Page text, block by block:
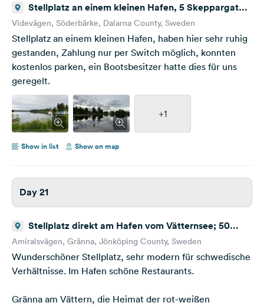
Stellplatz an einem kleinen Hafen, 5 Skeppargatan
777 60 Sweden
Videvägen, Söderbärke, Dalarna County, Sweden
Stellplatz an einem kleinen Hafen, haben hier sehr ruhig
gestanden, Zahlung nur per Switch möglich, konnten
kostenlos parken, ein Bootsbesitzer hatte dies für uns
geregelt.
+1
Show in list Show on map
Day 21
Stellplatz direkt am Hafen vom Vätternsee; 50
Amiralsvägen 563 31 Gränna Schweden
Amiralsvägen, Gränna, Jönköping County, Sweden
Wunderschöner Stellplatz, sehr modern für schwedische
Verhältnisse. Im Hafen schöne Restaurants.
Gränna am Vättern, die Heimat der rot-weißen